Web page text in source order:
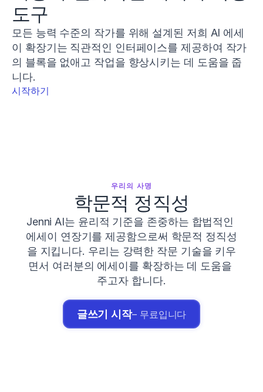
도구
모든 능력 수준의 작가를 위해 설계된 저희 AI 에세
이 확장기는 직관적인 인터페이스를 제공하여 작가
의 블록을 없애고 작업을 향상시키는 데 도움을 줍
니다.
시작하기
우리의 사명
학문적 정직성
Jenni AI는 윤리적 기준을 존중하는 합법적인
에세이 연장기를 제공함으로써 학문적 정직성
을 지킵니다. 우리는 강력한 작문 기술을 키우
면서 여러분의 에세이를 확장하는 데 도움을
주고자 합니다.
글쓰기 시작– 무료입니다